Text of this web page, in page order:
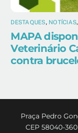
DESTAQUES, NOTÍCIAS,
MAPA
Veterinário
contra
Praça Pedro
CEP 58040-